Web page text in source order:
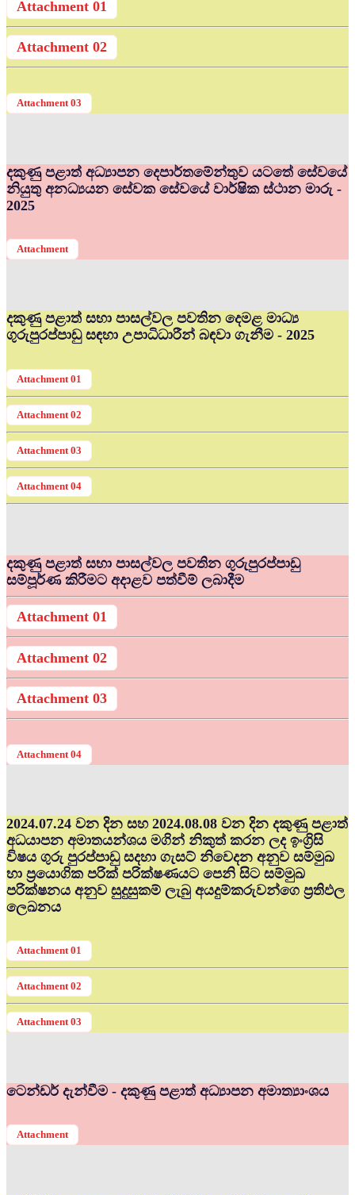
Attachment 01
Attachment 02
Attachment 03
දකුණු පළාත් අධ්‍යාපන දෙපාර්තමේන්තුව යටතේ සේවයේ
නියුතු අනධ්‍යයන සේවක සේවයේ වාර්ෂික ස්ථාන මාරු -
2025
Attachment
දකුණු පළාත් සභා පාසල්වල පවතින දෙමළ මාධ්‍ය
ගුරුපුරප්පාඩු සඳහා උපාධිධාරීන් බඳවා ගැනීම - 2025
Attachment 01
Attachment 02
Attachment 03
Attachment 04
දකුණු පළාත් සභා පාසල්වල පවතින ගුරුපුරප්පාඩු
සම්පූර්ණ කිරීමට අදාළව පත්වීම් ලබාදීම
Attachment 01
Attachment 02
Attachment 03
Attachment 04
2024.07.24 වන දින සහ 2024.08.08 වන දින දකුණු පළාත්
අධ‍යාපන අමාතයන්ශය මගින් නිකුත් කරන ලද ඉංග්‍රිසි
විෂය ගුරු පුරප්පාඩු සදහා ගැසට් නිවෙදන අනුව සම්මුඛ
හා ප්‍රයොගික පරික් පරික්ෂණයට පෙනි සිට සම්මුඛ
පරික්ෂනය අනුව සුදුසුකම් ලැබු අයදුම්කරුවන්ගෙ ප්‍රතිඵල
ලෙඛනය
Attachment 01
Attachment 02
Attachment 03
ටෙන්ඩර් දැන්වීම - දකුණු පළාත් අධ්‍යාපන අමාත්‍යාංශය
Attachment